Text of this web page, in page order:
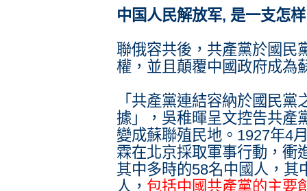
中国人民解放军, 是一支怎
聯俄容共後，共產黨於國民
權，並且顛覆中國政府成為
「共產黨連結容納於國民
據」，吳稚暉呈文控告共產
變成蘇聯殖民地。1927年4
霖在北京採取軍事行動，衝
其中多時的58名中國人，其
人， 包括中國共產黨的主要